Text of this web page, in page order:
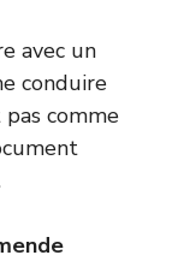
avec un
conduire
pas comme